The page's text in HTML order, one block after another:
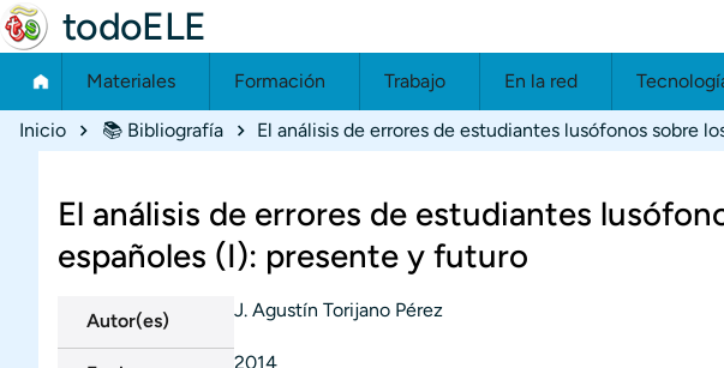
todoELE
Materiales Formación Trabajo En la red
Ruta de navegación
Inicio 📚 Bibliografía
El análisis de errores de estudiantes
españoles (I): presente y futuro
Autor(es)
J. Agustín Torijano Pérez
2014